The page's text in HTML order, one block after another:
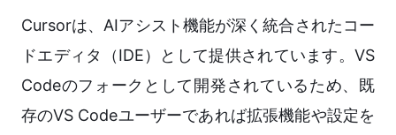
Cursorは、AIアシスト機能が深く統合されたコー
ドエディタ（IDE）として提供されています。VS
Codeのフォークとして開発されているため、既
存のVS Codeユーザーであれば拡張機能や設定を